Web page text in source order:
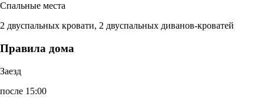
Спальные места
2 двуспальных кровати, 2 двуспальных диванов-кроватей
Правила дома
Заезд
после 15:00